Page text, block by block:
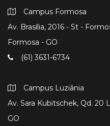
Campus Formosa
Av. Brasília, 2016 - St -
Formosa - GO
(61) 3631-6734
Campus Luziânia
Av. Sara Kubitschek, Qd. 20
GO